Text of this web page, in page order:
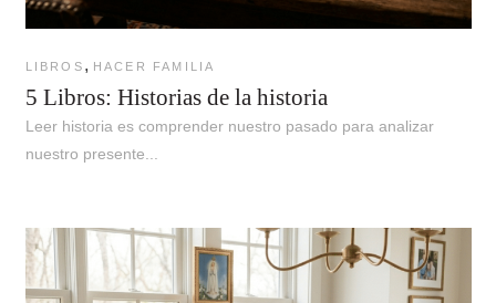
LIBROS , HACER FAMILIA
5 Libros: Historias de la historia
Leer historia es comprender nuestro pasado para analizar
nuestro presente...